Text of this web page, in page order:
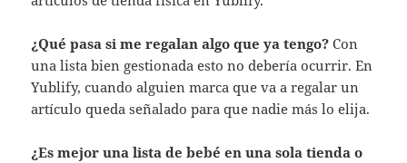
¿Qué pasa si me regalan algo que ya tengo? Con
una lista bien gestionada esto no debería ocurrir. En
Yublify, cuando alguien marca que va a regalar un
artículo queda señalado para que nadie más lo elija.
¿Es mejor una lista de bebé en una sola tienda o